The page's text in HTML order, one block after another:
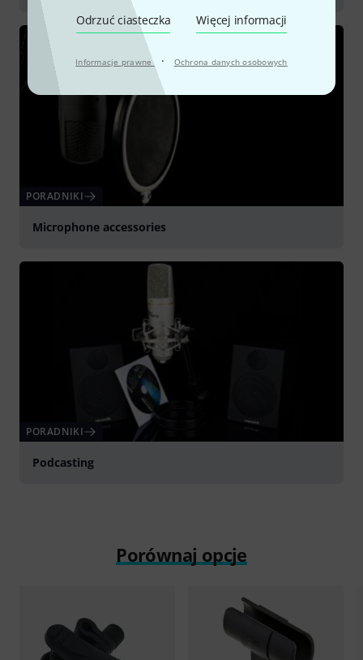
Odrzuć ciasteczka Więcej informacji
Informacje prawne · Ochrona danych osobowych
PORADNIKI
Microphone accessories
PORADNIKI
Podcasting
Porównaj opcje